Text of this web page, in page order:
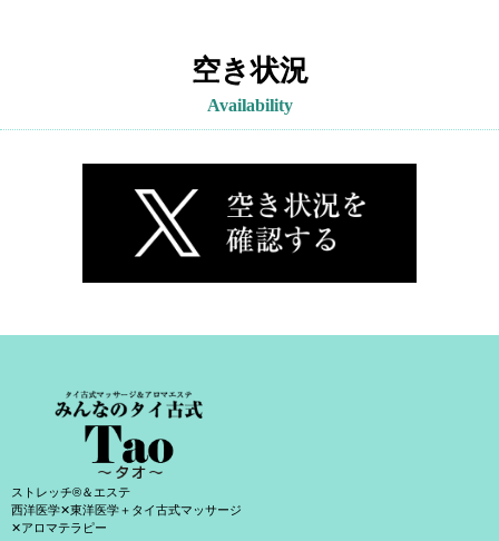
空き状況
Availability
ストレッチ®＆エステ
西洋医学✕東洋医学＋タイ古式マッサージ
✕アロマテラピー